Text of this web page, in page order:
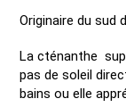
Originaire du sud
La cténanthe
pas de soleil
bains ou elle